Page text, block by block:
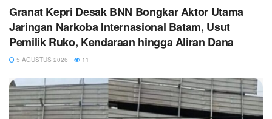
Granat Kepri Desak BNN Bongkar Aktor Utama
Jaringan Narkoba Internasional Batam, Usut
Pemilik Ruko, Kendaraan hingga Aliran Dana
5 AGUSTUS 2026 11